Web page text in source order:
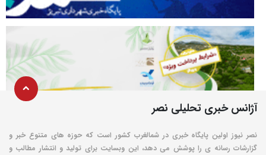
آژانس خبری تحلیلی نصر
نصر نیوز اولین پایگاه خبری در شمالغرب کشور است که حوزه های متنوع خبر و
گزارشات رسانه ی را پوشش می دهد، این وبسایت برای تولید و انتشار مطالب و